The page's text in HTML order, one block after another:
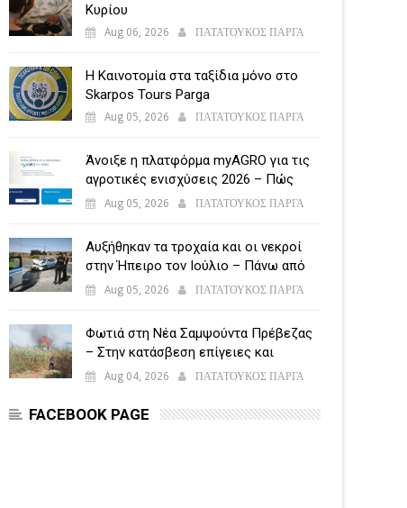
Κυρίου
Aug 06, 2026 ΠΑΤΑΤΟΥΚΟΣ ΠΑΡΓΑ
Η Καινοτομία στα ταξίδια μόνο στο
Skarpos Tours Parga
Aug 05, 2026 ΠΑΤΑΤΟΥΚΟΣ ΠΑΡΓΑ
Άνοιξε η πλατφόρμα myAGRO για τις
αγροτικές ενισχύσεις 2026 – Πώς
υποβάλλεται η Ενιαία Αίτηση
Aug 05, 2026 ΠΑΤΑΤΟΥΚΟΣ ΠΑΡΓΑ
Αυξήθηκαν τα τροχαία και οι νεκροί
στην Ήπειρο τον Ιούλιο – Πάνω από
5.500 παραβάσεις
Aug 05, 2026 ΠΑΤΑΤΟΥΚΟΣ ΠΑΡΓΑ
Φωτιά στη Νέα Σαμψούντα Πρέβεζας
– Στην κατάσβεση επίγειες και
εναέριες δυνάμεις
Aug 04, 2026 ΠΑΤΑΤΟΥΚΟΣ ΠΑΡΓΑ
FACEBOOK PAGE